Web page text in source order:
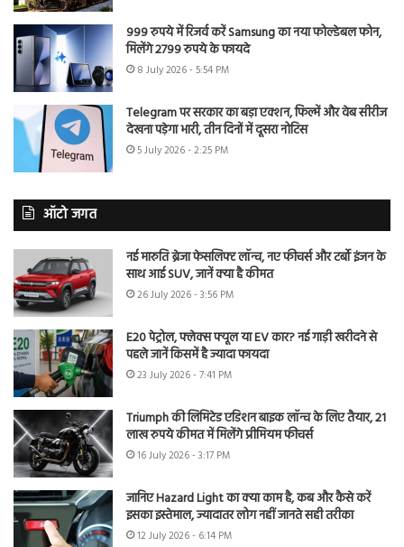
999 रुपये में रिजर्व करें Samsung का नया फोल्डेबल फोन,
मिलेंगे 2799 रुपये के फायदे
8 July 2026 - 5:54 PM
Telegram पर सरकार का बड़ा एक्शन, फिल्में और वेब सीरीज
देखना पड़ेगा भारी, तीन दिनों में दूसरा नोटिस
5 July 2026 - 2:25 PM
ऑटो जगत
नई मारुति ब्रेजा फेसलिफ्ट लॉन्च, नए फीचर्स और टर्बो इंजन के
साथ आई SUV, जानें क्या है कीमत
26 July 2026 - 3:56 PM
E20 पेट्रोल, फ्लेक्स फ्यूल या EV कार? नई गाड़ी खरीदने से
पहले जानें किसमें है ज्यादा फायदा
23 July 2026 - 7:41 PM
Triumph की लिमिटेड एडिशन बाइक लॉन्च के लिए तैयार, 21
लाख रुपये कीमत में मिलेंगे प्रीमियम फीचर्स
16 July 2026 - 3:17 PM
जानिए Hazard Light का क्या काम है, कब और कैसे करें
इसका इस्तेमाल, ज्यादातर लोग नहीं जानते सही तरीका
12 July 2026 - 6:14 PM